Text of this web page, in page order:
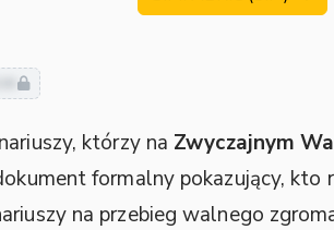
którzy na Zwyczajnym
formalny pokazujący, kto
na przebieg walnego